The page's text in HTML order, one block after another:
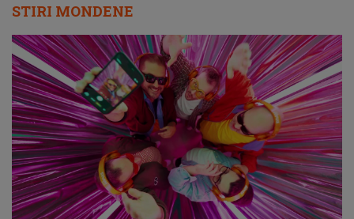
STIRI MONDENE